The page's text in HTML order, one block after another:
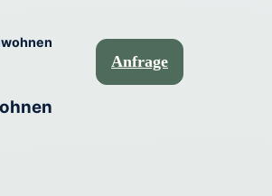
Anfrage